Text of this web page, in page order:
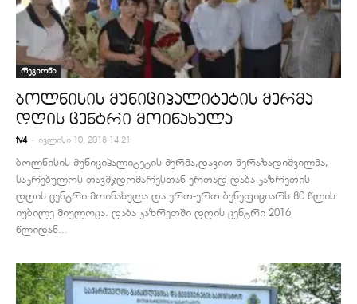
რეგიონი
ბოლნისის მუნიციპალიტეტის მერმა
დღის ცენტრი მოინახულა
tv4 - ივლისი 10, 2018 14:21
ბოლნისის მუნიციპალიტეტის მერმა,დავით შერაზადიშვილმა,
საკრებულოს თავმჯდომარესთან ერთად დაბა კაზრეთის
დღის ცენტრი მოინახულა და ერთ-ერთ ბენეფიციარს 80 წლის
იუბილე მიულოცა. დაბა კაზრეთში დღის ცენტრი 2016
წლიდან...